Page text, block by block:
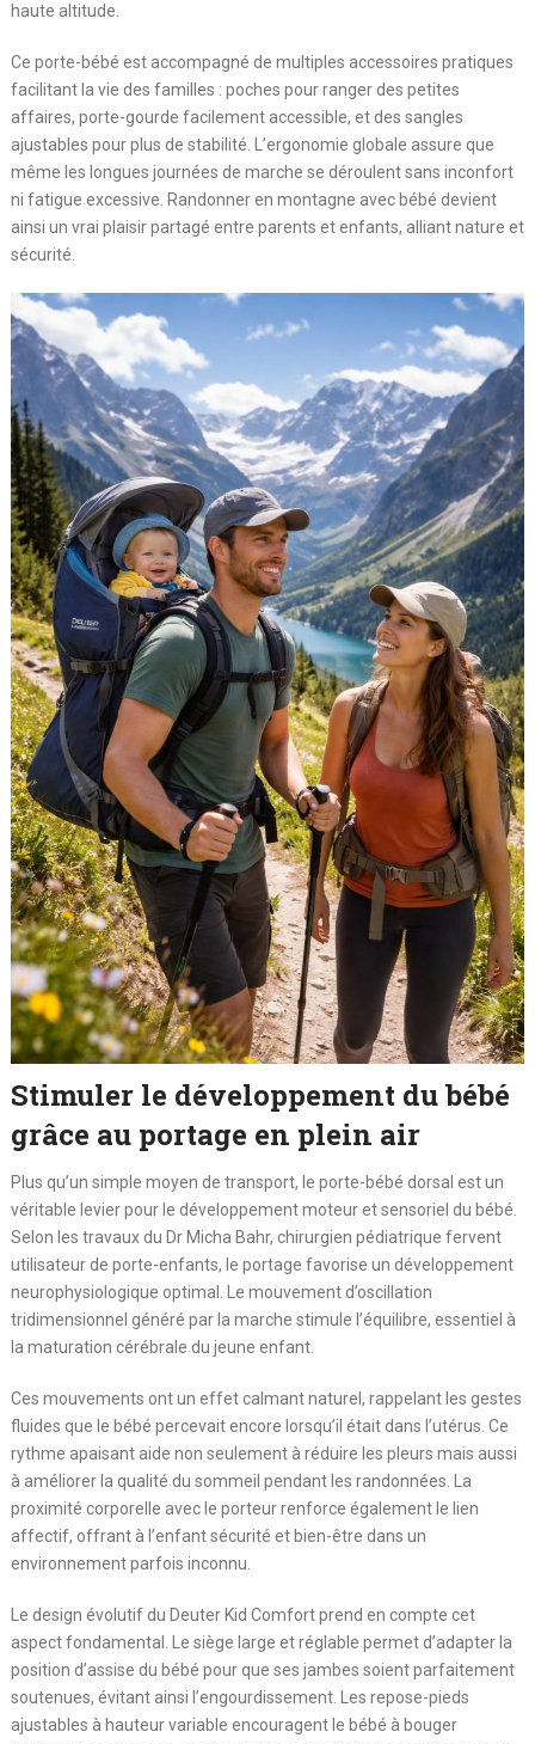
haute altitude.
Ce porte-bébé est accompagné de multiples accessoires pratiques
facilitant la vie des familles : poches pour ranger des petites
affaires, porte-gourde facilement accessible, et des sangles
ajustables pour plus de stabilité. L’ergonomie globale assure que
même les longues journées de marche se déroulent sans inconfort
ni fatigue excessive. Randonner en montagne avec bébé devient
ainsi un vrai plaisir partagé entre parents et enfants, alliant nature et
sécurité.
Stimuler le développement du bébé
grâce au portage en plein air
Plus qu’un simple moyen de transport, le porte-bébé dorsal est un
véritable levier pour le développement moteur et sensoriel du bébé.
Selon les travaux du Dr Micha Bahr, chirurgien pédiatrique fervent
utilisateur de porte-enfants, le portage favorise un développement
neurophysiologique optimal. Le mouvement d’oscillation
tridimensionnel généré par la marche stimule l’équilibre, essentiel à
la maturation cérébrale du jeune enfant.
Ces mouvements ont un effet calmant naturel, rappelant les gestes
fluides que le bébé percevait encore lorsqu’il était dans l’utérus. Ce
rythme apaisant aide non seulement à réduire les pleurs mais aussi
à améliorer la qualité du sommeil pendant les randonnées. La
proximité corporelle avec le porteur renforce également le lien
affectif, offrant à l’enfant sécurité et bien-être dans un
environnement parfois inconnu.
Le design évolutif du Deuter Kid Comfort prend en compte cet
aspect fondamental. Le siège large et réglable permet d’adapter la
position d’assise du bébé pour que ses jambes soient parfaitement
soutenues, évitant ainsi l’engourdissement. Les repose-pieds
ajustables à hauteur variable encouragent le bébé à bouger